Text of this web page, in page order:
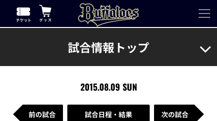
試合情報トップ
2015.08.09 SUN
前の試合 試合日程・結果 次の試合